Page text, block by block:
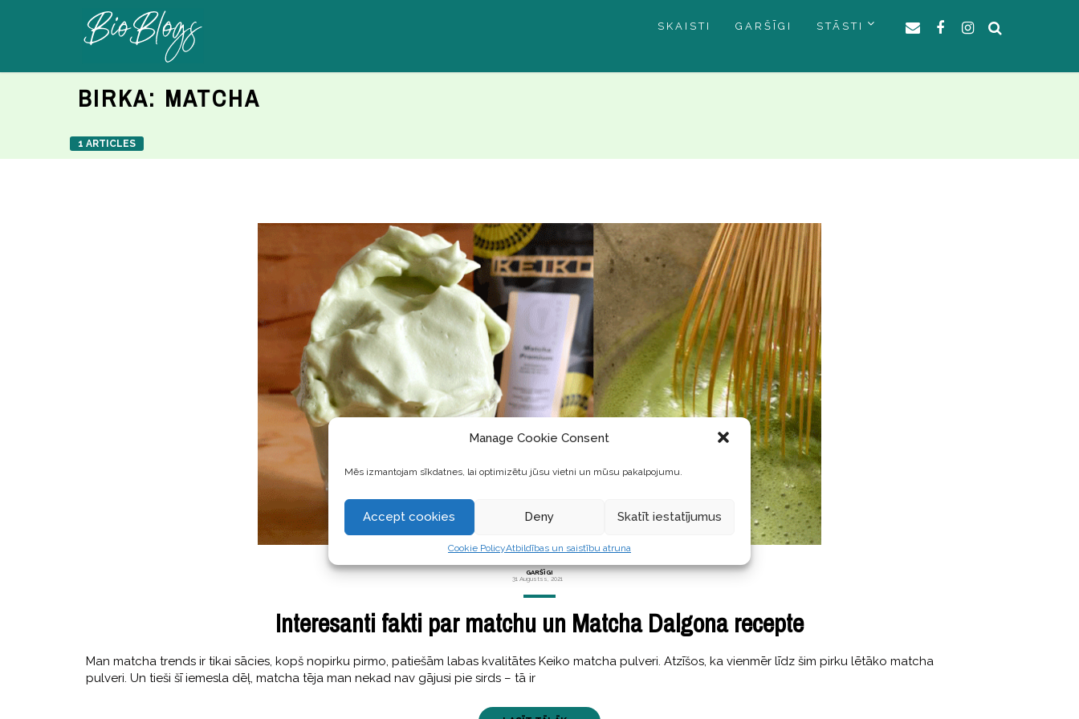
Manage Cookie Consent
Mēs izmantojam sīkdatnes, lai optimizētu jūsu vietni un mūsu pakalpojumu.
Accept cookies Deny Skatīt iestatījumus
Cookie PolicyAtbildības un saistību atruna
SKAISTI GARŠĪGI STĀSTI
BIRKA: MATCHA
1 ARTICLES
GARŠĪGI
31 Augustss, 2021
Interesanti fakti par matchu un Matcha Dalgona recepte
Man matcha trends ir tikai sācies, kopš nopirku pirmo, patiešām labas kvalitātes Keiko matcha pulveri. Atzīšos, ka vienmēr līdz šim pirku lētāko matcha
pulveri. Un tieši šī iemesla dēļ, matcha tēja man nekad nav gājusi pie sirds – tā ir